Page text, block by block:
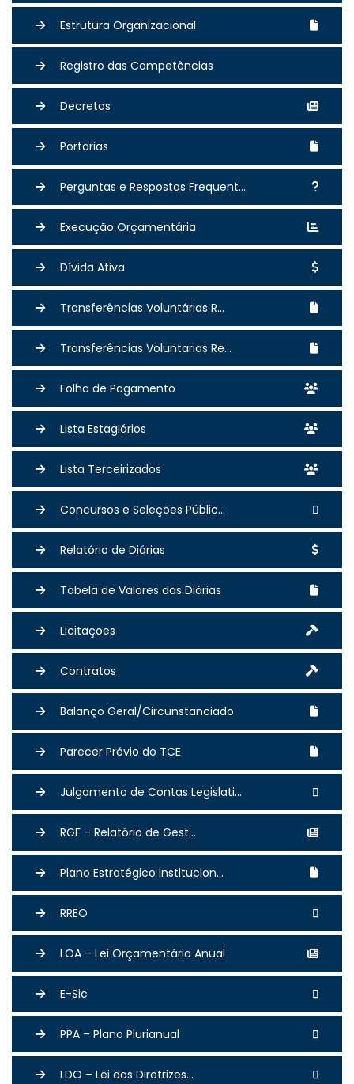
Estrutura Organizacional
Registro das Competências
Decretos
Portarias
Perguntas e Respostas Frequent...
Execução Orçamentária
Dívida Ativa
Transferências Voluntárias R...
Transferências Voluntarias Re...
Folha de Pagamento
Lista Estagiários
Lista Terceirizados
Concursos e Seleções Públic...
Relatório de Diárias
Tabela de Valores das Diárias
Licitações
Contratos
Balanço Geral/Circunstanciado
Parecer Prévio do TCE
Julgamento de Contas Legislati...
RGF – Relatório de Gest...
Plano Estratégico Institucion...
RREO
LOA – Lei Orçamentária Anual
E-Sic
PPA – Plano Plurianual
LDO – Lei das Diretrizes...